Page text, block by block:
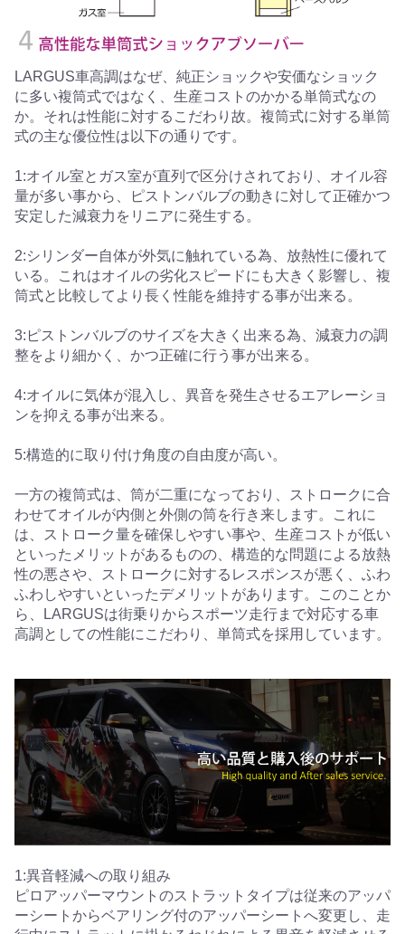
LARGUS車高調はなぜ、純正ショックや安価なショック
に多い複筒式ではなく、生産コストのかかる単筒式なの
か。それは性能に対するこだわり故。複筒式に対する単筒
式の主な優位性は以下の通りです。
1:オイル室とガス室が直列で区分けされており、オイル容
量が多い事から、ピストンバルブの動きに対して正確かつ
安定した減衰力をリニアに発生する。
2:シリンダー自体が外気に触れている為、放熱性に優れて
いる。これはオイルの劣化スピードにも大きく影響し、複
筒式と比較してより長く性能を維持する事が出来る。
3:ピストンバルブのサイズを大きく出来る為、減衰力の調
整をより細かく、かつ正確に行う事が出来る。
4:オイルに気体が混入し、異音を発生させるエアレーショ
ンを抑える事が出来る。
5:構造的に取り付け角度の自由度が高い。
一方の複筒式は、筒が二重になっており、ストロークに合
わせてオイルが内側と外側の筒を行き来します。これに
は、ストローク量を確保しやすい事や、生産コストが低い
といったメリットがあるものの、構造的な問題による放熱
性の悪さや、ストロークに対するレスポンスが悪く、ふわ
ふわしやすいといったデメリットがあります。このことか
ら、LARGUSは街乗りからスポーツ走行まで対応する車
高調としての性能にこだわり、単筒式を採用しています。
1:異音軽減への取り組み
ピロアッパーマウントのストラットタイプは従来のアッパ
ーシートからベアリング付のアッパーシートへ変更し、走